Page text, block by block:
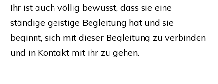
Ihr ist auch völlig bewusst, dass sie eine
ständige geistige Begleitung hat und sie
beginnt, sich mit dieser Begleitung zu verbinden
und in Kontakt mit ihr zu gehen.